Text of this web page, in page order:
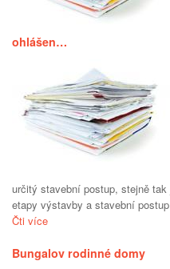
ohlášen…
určitý stavební postup, stejně
etapy výstavby a stavební
Čti více
Bungalov rodinné domy